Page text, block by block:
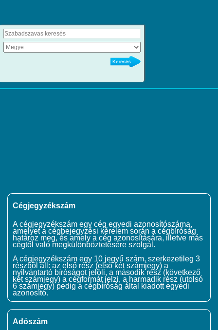
Cégjegyzékszám
A cégjegyzékszám egy cég egyedi azonosítószáma,
amelyet a cégbejegyzési kérelem során a cégbíróság
határoz meg, és amely a cég azonosítására, illetve más
cégtől való megkülönböztetésére szolgál.
A cégjegyzékszám egy 10 jegyű szám, szerkezetileg 3
részből áll: az első rész (első két számjegy) a
nyilvántartó bíróságot jelöli, a második rész (következő
két számjegy) a cégformát jelzi, a harmadik rész (utolsó
6 számjegy) pedig a cégbíróság által kiadott egyedi
azonosító.
Adószám